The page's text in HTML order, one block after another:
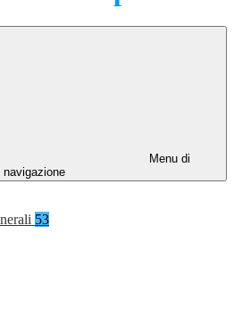
Menu di
navigazione
53